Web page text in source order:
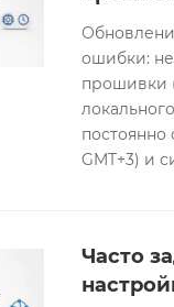
ошибки:
прошивки
постоянно
GMT+3) и
Часто